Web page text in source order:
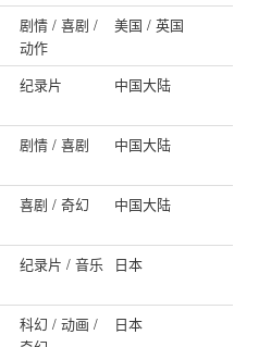
剧情 / 喜剧 /
动作
美国 / 英国
纪录片 中国大陆
剧情 / 喜剧 中国大陆
喜剧 / 奇幻 中国大陆
纪录片 / 音乐 日本
科幻 / 动画 /
日本